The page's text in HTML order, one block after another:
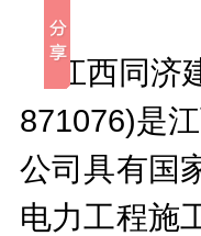
江西同济
871076)是
公司具有国
电力工程施